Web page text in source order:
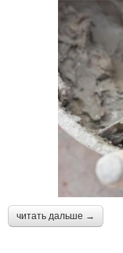
читать дальше →